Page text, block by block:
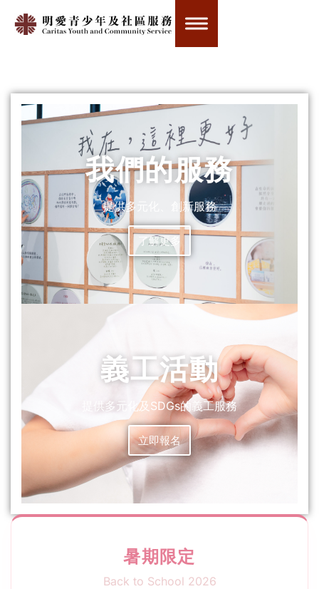
我們的服務
提供多元化、創新服務
了解更多
義工活動
提供多元化及SDGs的義工服務
立即報名
暑期限定
Back to School 2026